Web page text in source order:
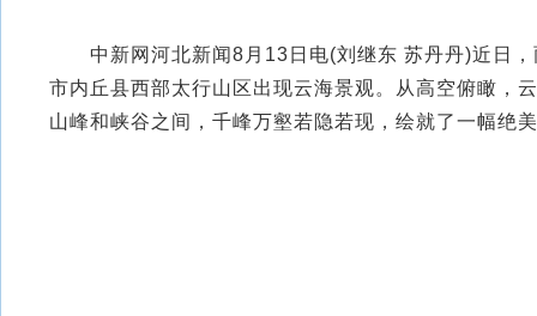
中新网河北新闻8月13日电(刘继东 苏丹丹)近日，
市内丘县西部太行山区出现云海景观。从高空俯瞰，
山峰和峡谷之间，千峰万壑若隐若现，绘就了一幅绝